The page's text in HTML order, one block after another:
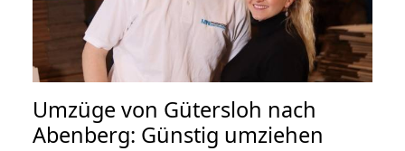
Umzüge von Gütersloh nach
Abenberg: Günstig umziehen